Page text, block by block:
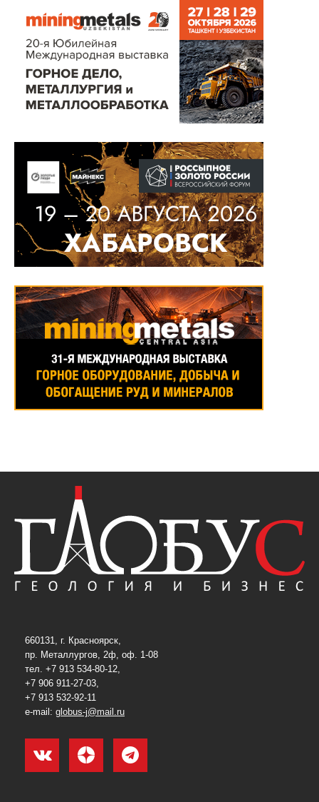
660131, г. Красноярск,
пр. Металлургов, 2ф, оф. 1-08
тел. +7 913 534-80-12,
+7 906 911-27-03,
+7 913 532-92-11
e-mail: globus-j@mail.ru